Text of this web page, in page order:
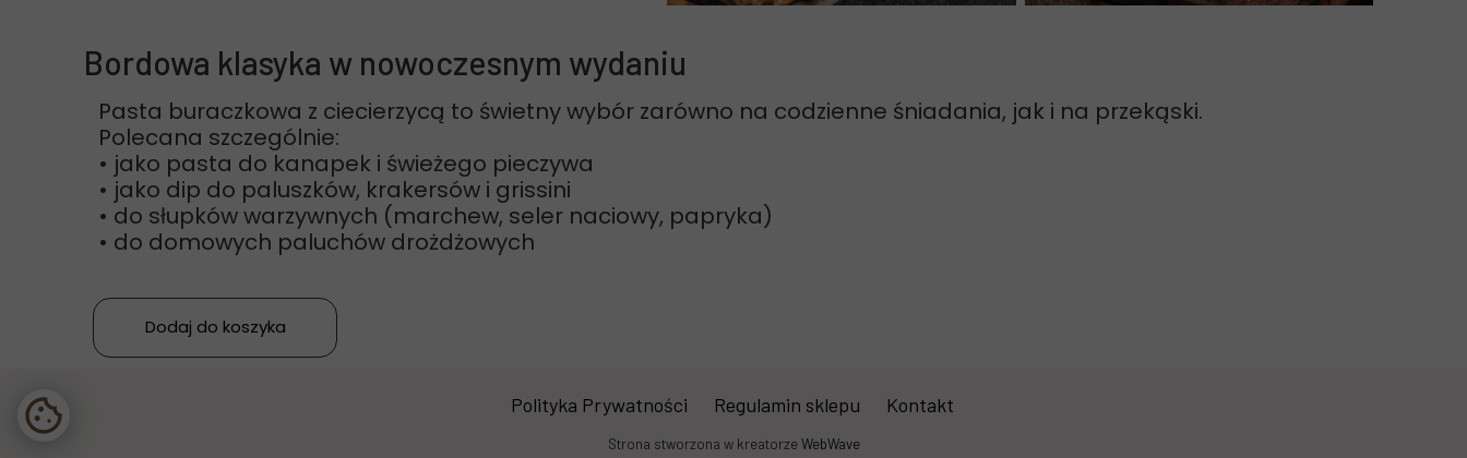
Pasta buraczkowa z ciecierzycą to świetny wybór zarówno na codzienne śniadania, jak i na przekąski.
Polecana szczególnie:
• jako pasta do kanapek i świeżego pieczywa
• jako dip do paluszków, krakersów i grissini
• do słupków warzywnych (marchew, seler naciowy, papryka)
• do domowych paluchów drożdżowych
Bordowa klasyka w nowoczesnym wydaniu
Dodaj do koszyka
Polityka Prywatności Regulamin sklepu Kontakt
Strona stworzona w kreatorzeWebWave